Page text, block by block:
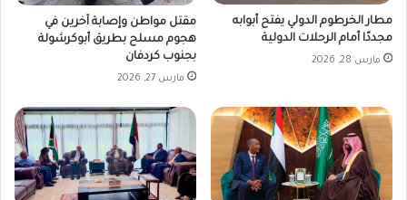
مطار الخرطوم الدولي يفتح أبوابه
مجددًا أمام الرحلات الدولية
مارس 28, 2026
مقتل مواطن وإصابة آخرين في
هجوم مسلح بطريق أبوكرشولة
بجنوب كردفان
مارس 27, 2026